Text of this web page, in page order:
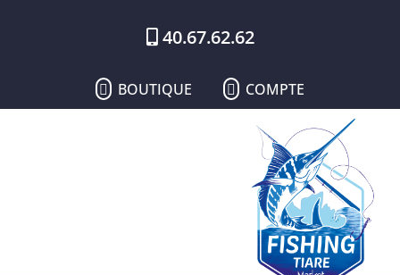
40.67.62.62
 BOUTIQUE  COMPTE